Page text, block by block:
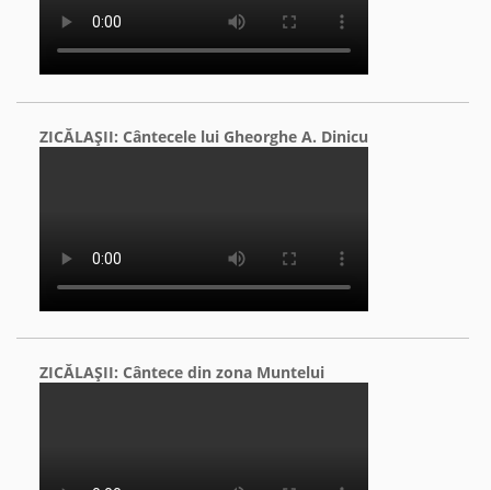
ZICĂLAŞII: Cântecele lui Gheorghe A. Dinicu
ZICĂLAŞII: Cântece din zona Muntelui